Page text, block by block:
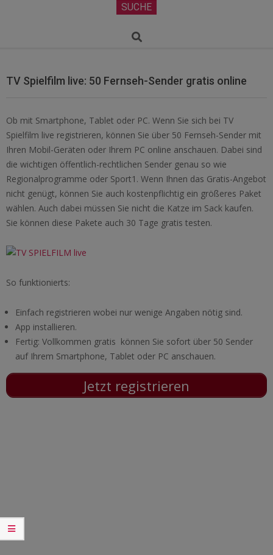
SUCHE
Search
TV Spielfilm live: 50 Fernseh-Sender gratis online
Ob mit Smartphone, Tablet oder PC. Wenn Sie sich bei TV
Spielfilm live registrieren, können Sie über 50 Fernseh-Sender mit
Ihren Mobil-Geräten oder Ihrem PC online anschauen. Dabei sind
die wichtigen öffentlich-rechtlichen Sender genau so wie
Regionalprogramme oder Sport1. Wenn Ihnen das Gratis-Angebot
nicht genügt, können Sie auch kostenpflichtig ein größeres Paket
wählen. Auch dabei müssen Sie nicht die Katze im Sack kaufen.
Sie können diese Pakete auch 30 Tage gratis testen.
So funktionierts:
Einfach registrieren wobei nur wenige Angaben nötig sind.
App installieren.
Fertig: Vollkommen gratis können Sie sofort über 50 Sender
auf Ihrem Smartphone, Tablet oder PC anschauen.
Jetzt registrieren